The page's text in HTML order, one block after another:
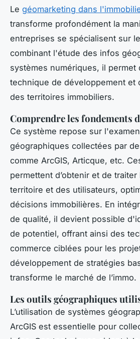
Le géomarketing dans
transforme profondément la
entreprises se spécialisent sur
combinant l'étude des infos
systèmes numériques, il permet
technique de développement et
des territoires immobiliers.
Comprendre les fondements
Ce système repose sur
géographiques collectées par
comme ArcGIS, Articque, etc.
permettent d’obtenir et de
territoire et des utilisateurs,
décisions immobilières. En
de qualité, il devient possible
de potentiel, offrant ainsi des
commerce ciblées pour les
développement de stratégies
transforme le marché de l’immo.
Les outils géographiques
L’utilisation de systèmes
ArcGIS est essentielle pour